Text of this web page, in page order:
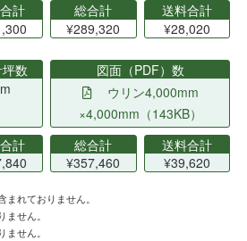
計
総合計
¥289,320
送料合計
¥28,020
数
図面（PDF）数
ウリン4,000mm
×4,000mm（143KB）
計
総合計
¥357,460
送料合計
¥39,620
れておりません。
せん。
せん。